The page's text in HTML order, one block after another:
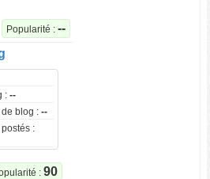
Popularité :--
:--
de blog :--
:
:90